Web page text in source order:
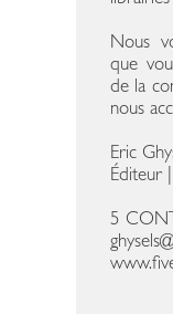
Nous
que
de la
nous
Eric
Éditeur
5